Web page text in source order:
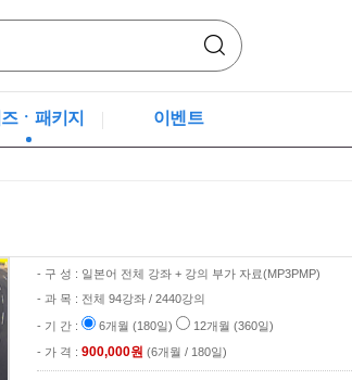
ㆍ패키지 이벤트
- 구 성 : 일본어 전체 강좌 + 강의 부가 자료(MP3PMP)
- 과 목 : 전체 94강좌 / 2440강의
- 기 간 : 6개월 (180일)
12개월 (360일)
- 가 격 : 900,000원 (6개월 / 180일)